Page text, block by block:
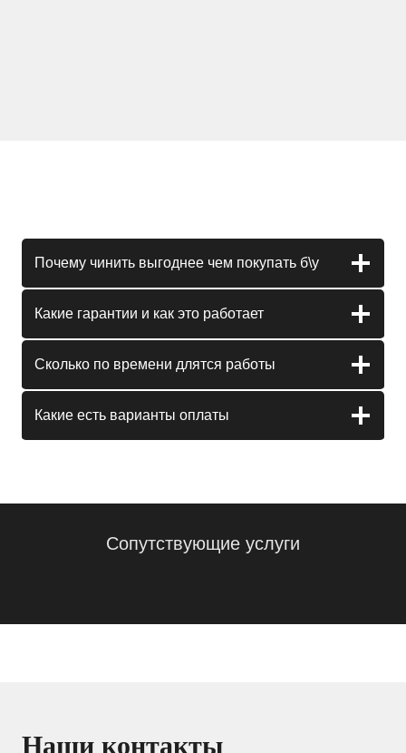
Почему чинить выгоднее чем покупать б\у
Какие гарантии и как это работает
Сколько по времени длятся работы
Какие есть варианты оплаты
Сопутствующие услуги
Наши контакты